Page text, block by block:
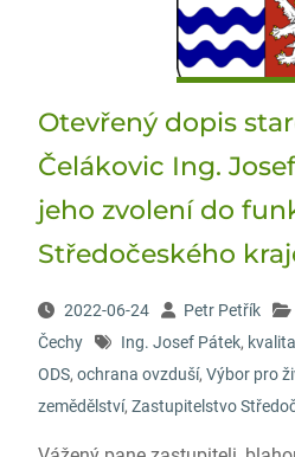
Otevřený dopis
Čelákovic Ing.
jeho zvolení do
Středočeského
2022-06-24 Petr Petřík
Čechy
Ing. Josef Pátek,
ODS, ochrana ovzduší, Výbor pro
zemědělství, Zastupitelstvo